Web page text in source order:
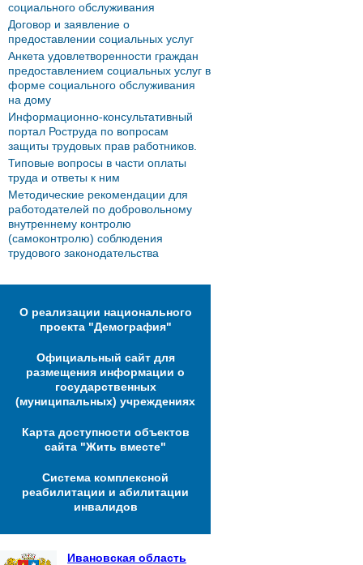
социального обслуживания
Договор и заявление о
предоставлении социальных услуг
Анкета удовлетворенности граждан
предоставлением социальных услуг в
форме социального обслуживания
на дому
Информационно-консультативный
портал Роструда по вопросам
защиты трудовых прав работников.
Типовые вопросы в части оплаты
труда и ответы к ним
Методические рекомендации для
работодателей по добровольному
внутреннему контролю
(самоконтролю) соблюдения
трудового законодательства
О реализации национального
проекта "Демография"
Официальный сайт для
размещения информации о
государственных
(муниципальных) учреждениях
Карта доступности объектов
сайта "Жить вместе"
Система комплексной
реабилитации и абилитации
инвалидов
Ивановская область